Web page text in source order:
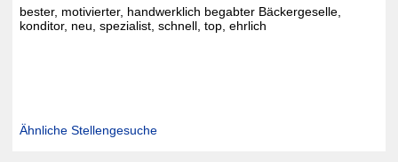
bester, motivierter, handwerklich begabter Bäckergeselle,
konditor, neu, spezialist, schnell, top, ehrlich
Ähnliche Stellengesuche